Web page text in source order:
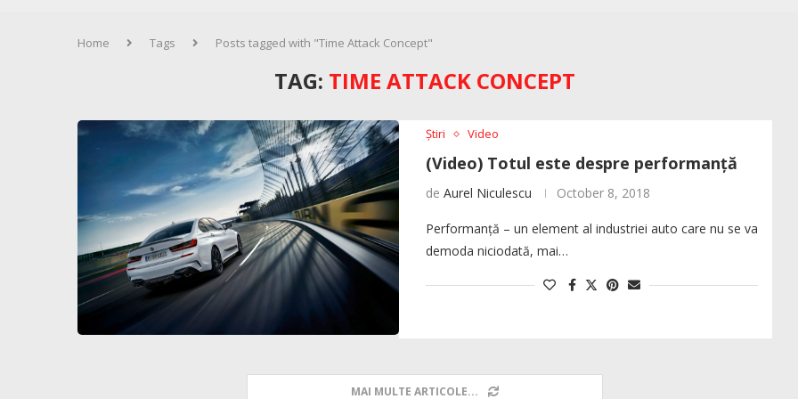
Home Tags Posts tagged with "Time Attack Concept"
TAG: TIME ATTACK CONCEPT
Știri Video
(Video) Totul este despre performanță
de Aurel Niculescu October 8, 2018
Performanță – un element al industriei auto care nu se va
demoda niciodată, mai…
MAI MULTE ARTICOLE...